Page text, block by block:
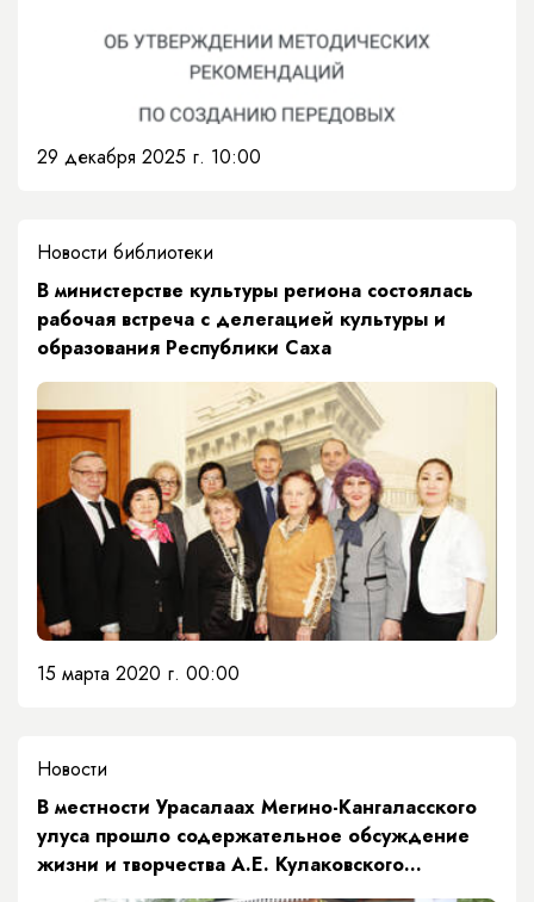
29 декабря 2025 г. 10:00
Новости библиотеки
В министерстве культуры региона состоялась
рабочая встреча с делегацией культуры и
образования Республики Саха
15 марта 2020 г. 00:00
Новости
В местности Урасалаах Мегино-Кангаласского
улуса прошло содержательное обсуждение
жизни и творчества А.Е. Кулаковского
«Өксөкүлээх сэргэлэрин сэһэнэ».